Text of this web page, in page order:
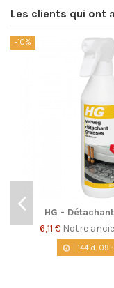
Les clients qui ont
-10%
HG -
6,11 € Notre
144d. 09 :